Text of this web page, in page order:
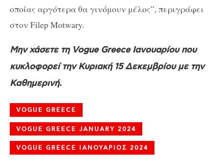
οποίας αργότερα θα γινόμουν μέλος”, περιγράφει
στον Filep Motwary.
Μην χάσετε τη Vogue Greece Ιανουαρίου που
κυκλοφορεί την Κυριακή 15 Δεκεμβρίου με την
Καθημερινή.
VOGUE GREECE
VOGUE GREECE JANUARY 2024
VOGUE GREECE ΙΑΝΟΥΑΡΙΟΣ 2024